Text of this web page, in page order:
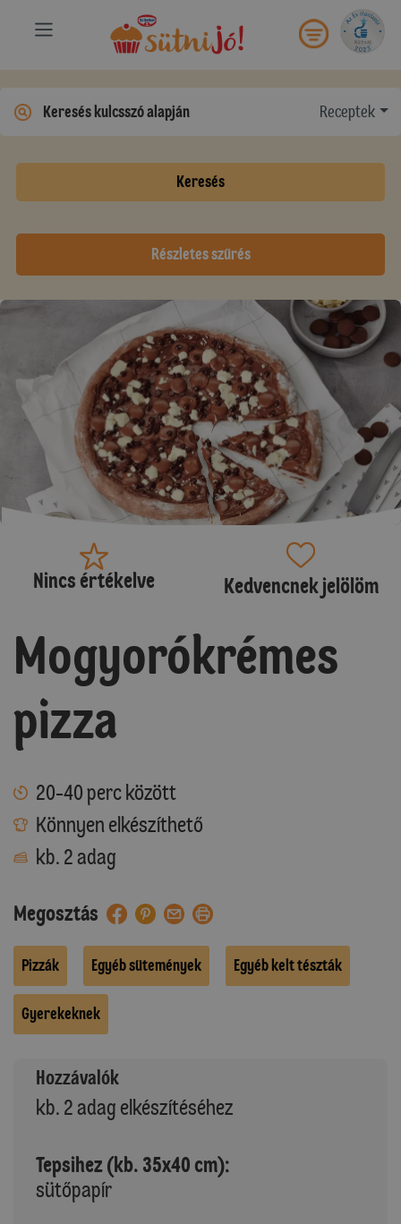
Receptek
Keresés
Részletes szűrés
Nincs értékelve Kedvencnek jelölöm
Mogyorókrémes
pizza
20-40 perc között
Könnyen elkészíthető
kb. 2 adag
Megosztás
Pizzák Egyéb sütemények Egyéb kelt tészták
Gyerekeknek
Hozzávalók
kb. 2 adag elkészítéséhez
Tepsihez (kb. 35x40 cm):
sütőpapír